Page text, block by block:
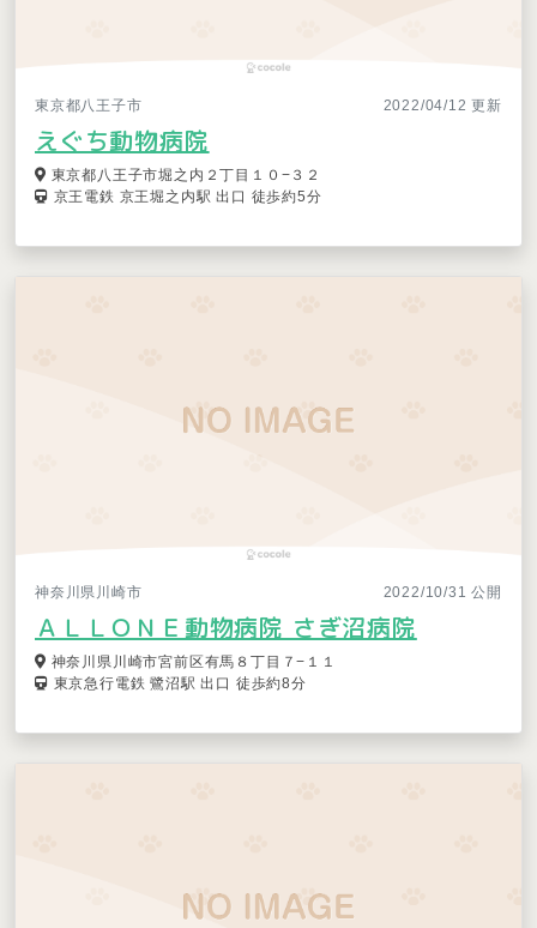
東京都八王子市 2022/04/12 更新
えぐち動物病院
東京都八王子市堀之内２丁目１０−３２
京王電鉄 京王堀之内駅 出口 徒歩約5分
神奈川県川崎市 2022/10/31 公開
ＡＬＬＯＮＥ動物病院 さぎ沼病院
神奈川県川崎市宮前区有馬８丁目７−１１
東京急行電鉄 鷺沼駅 出口 徒歩約8分